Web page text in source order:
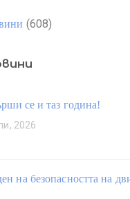
(608)
се и таз година!
2026
на безопасността на